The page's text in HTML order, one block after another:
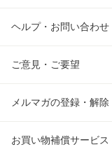
ヘルプ・お問い合わせ
ご意見・ご要望
メルマガの登録・解除
お買い物補償サービス